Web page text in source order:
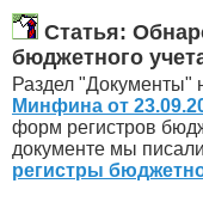
499 ₽
-15%
Отмена Оплатить
Статья:
бюджетного
Раздел "Документы"
Минфина от
форм регистров
документе мы
регистры